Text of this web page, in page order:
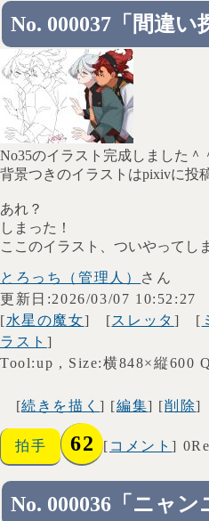
No. 000037「間違い
No35のイラスト完成しました＾
背景つきのイラストはpixivに投
あれ？
しまった！
ここのイラスト、ついやってし
とろっち（管理人） さん
更新日:2026/03/07 10:52:27
[水星の魔女] [スレッタ ] [
ラスト ]
Tool:up , Size:横848×縦600
[続きを描く] [編集] [削除]
拍手 62 [ コメント]
No. 000036「ニャン